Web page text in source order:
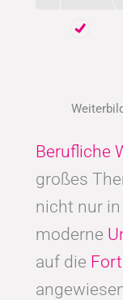
Berufliche
großes
nicht nur in
moderne
auf die